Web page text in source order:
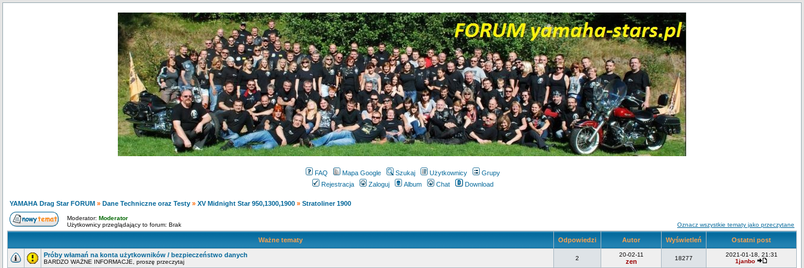
FAQ Mapa Google Szukaj Użytkownicy
Grupy
Rejestracja
Zaloguj Album Chat Download
YAMAHA Drag Star FORUM » Dane Techniczne oraz Testy » XV Midnight Star 950,1300,1900 » Stratoliner 1900
Moderator: Moderator
Użytkownicy przeglądający to forum: Brak
Oznacz wszystkie tematy jako przeczytane
Ważne tematy Odpowiedzi Autor Wyświetleń Ostatni post
Próby włamań na konta użytkowników / bezpieczeństwo danych
BARDZO WAŻNE INFORMACJE, proszę przeczytaj
2
20-02-11
zen 18277
2021-01-18, 21:31
1janbo